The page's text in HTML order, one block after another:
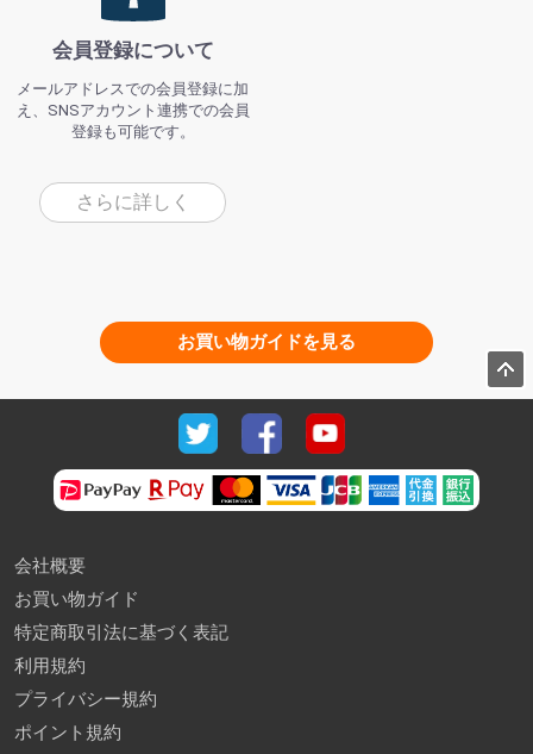
会員登録について
メールアドレスでの会員登録に加
え、SNSアカウント連携での会員
登録も可能です。
さらに詳しく
お買い物ガイドを見る
会社概要
お買い物ガイド
特定商取引法に基づく表記
利用規約
プライバシー規約
ポイント規約